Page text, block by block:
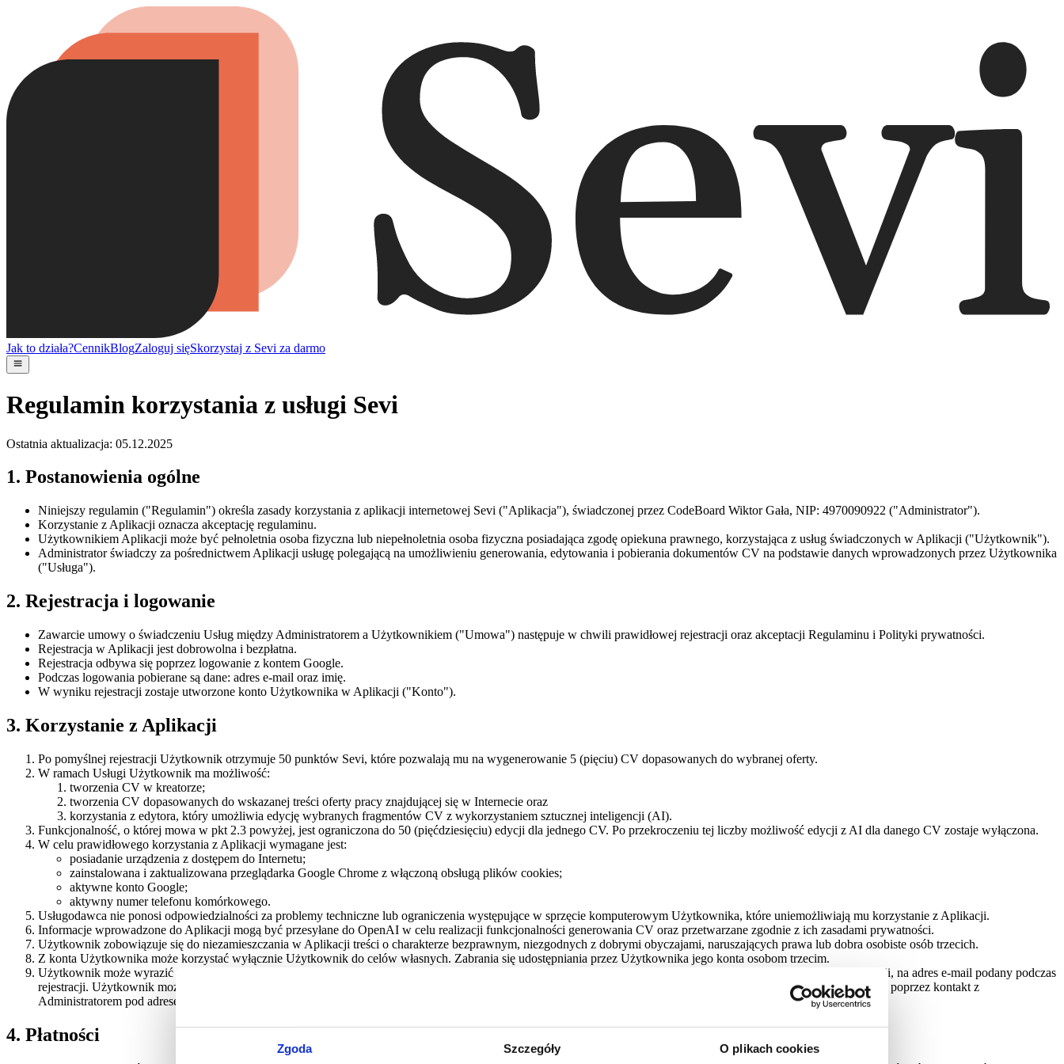
Zgoda Szczegóły O plikach cookies
Jak to działa?CennikBlogZaloguj sięSkorzystaj z Sevi za darmo
Regulamin korzystania z usługi Sevi
Ostatnia aktualizacja: 05.12.2025
1. Postanowienia ogólne
Niniejszy regulamin ("Regulamin") określa zasady korzystania z aplikacji internetowej Sevi ("Aplikacja"), świadczonej przez CodeBoard Wiktor Gała, NIP: 4970090922 ("Administrator").
Korzystanie z Aplikacji oznacza akceptację regulaminu.
Użytkownikiem Aplikacji może być pełnoletnia osoba fizyczna lub niepełnoletnia osoba fizyczna posiadająca zgodę opiekuna prawnego, korzystająca z usług świadczonych w Aplikacji ("Użytkownik").
Administrator świadczy za pośrednictwem Aplikacji usługę polegającą na umożliwieniu generowania, edytowania i pobierania dokumentów CV na podstawie danych wprowadzonych przez Użytkownika
("Usługa").
2. Rejestracja i logowanie
Zawarcie umowy o świadczeniu Usług między Administratorem a Użytkownikiem ("Umowa") następuje w chwili prawidłowej rejestracji oraz akceptacji Regulaminu i Polityki prywatności.
Rejestracja w Aplikacji jest dobrowolna i bezpłatna.
Rejestracja odbywa się poprzez logowanie z kontem Google.
Podczas logowania pobierane są dane: adres e-mail oraz imię.
W wyniku rejestracji zostaje utworzone konto Użytkownika w Aplikacji ("Konto").
3. Korzystanie z Aplikacji
Po pomyślnej rejestracji Użytkownik otrzymuje 50 punktów Sevi, które pozwalają mu na wygenerowanie 5 (pięciu) CV dopasowanych do wybranej oferty.
W ramach Usługi Użytkownik ma możliwość:
tworzenia CV w kreatorze;
tworzenia CV dopasowanych do wskazanej treści oferty pracy znajdującej się w Internecie oraz
korzystania z edytora, który umożliwia edycję wybranych fragmentów CV z wykorzystaniem sztucznej inteligencji (AI).
Funkcjonalność, o której mowa w pkt 2.3 powyżej, jest ograniczona do 50 (pięćdziesięciu) edycji dla jednego CV. Po przekroczeniu tej liczby możliwość edycji z AI dla danego CV zostaje wyłączona.
W celu prawidłowego korzystania z Aplikacji wymagane jest:
posiadanie urządzenia z dostępem do Internetu;
zainstalowana i zaktualizowana przeglądarka Google Chrome z włączoną obsługą plików cookies;
aktywne konto Google;
aktywny numer telefonu komórkowego.
Usługodawca nie ponosi odpowiedzialności za problemy techniczne lub ograniczenia występujące w sprzęcie komputerowym Użytkownika, które uniemożliwiają mu korzystanie z Aplikacji.
Informacje wprowadzone do Aplikacji mogą być przesyłane do OpenAI w celu realizacji funkcjonalności generowania CV oraz przetwarzane zgodnie z ich zasadami prywatności.
Użytkownik zobowiązuje się do niezamieszczania w Aplikacji treści o charakterze bezprawnym, niezgodnych z dobrymi obyczajami, naruszających prawa lub dobra osobiste osób trzecich.
Z konta Użytkownika może korzystać wyłącznie Użytkownik do celów własnych. Zabrania się udostępniania przez Użytkownika jego konta osobom trzecim.
Użytkownik może wyrazić dobrowolną zgodę na otrzymywanie od Administratora informacji handlowych, w tym o nowych funkcjonalnościach i promocjach w Aplikacji, na adres e-mail podany podczas
rejestracji. Użytkownik może w każdej chwili, bezpłatnie i bez podawania przyczyny, wycofać wyrażoną zgodę poprzez odznaczenie zgody w ustawieniach Aplikacji lub poprzez kontakt z
Administratorem pod adresem e-mail
4. Płatności